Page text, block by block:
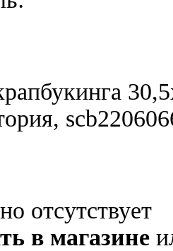
отсутствует
в магазине